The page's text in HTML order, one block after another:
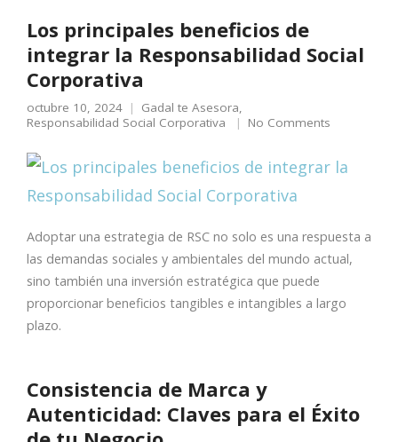
Los principales beneficios de
integrar la Responsabilidad Social
Corporativa
octubre 10, 2024 Gadal te Asesora,
Responsabilidad Social Corporativa
No Comments
Adoptar una estrategia de RSC no solo es una respuesta a
las demandas sociales y ambientales del mundo actual,
sino también una inversión estratégica que puede
proporcionar beneficios tangibles e intangibles a largo
plazo.
Consistencia de Marca y
Autenticidad: Claves para el Éxito